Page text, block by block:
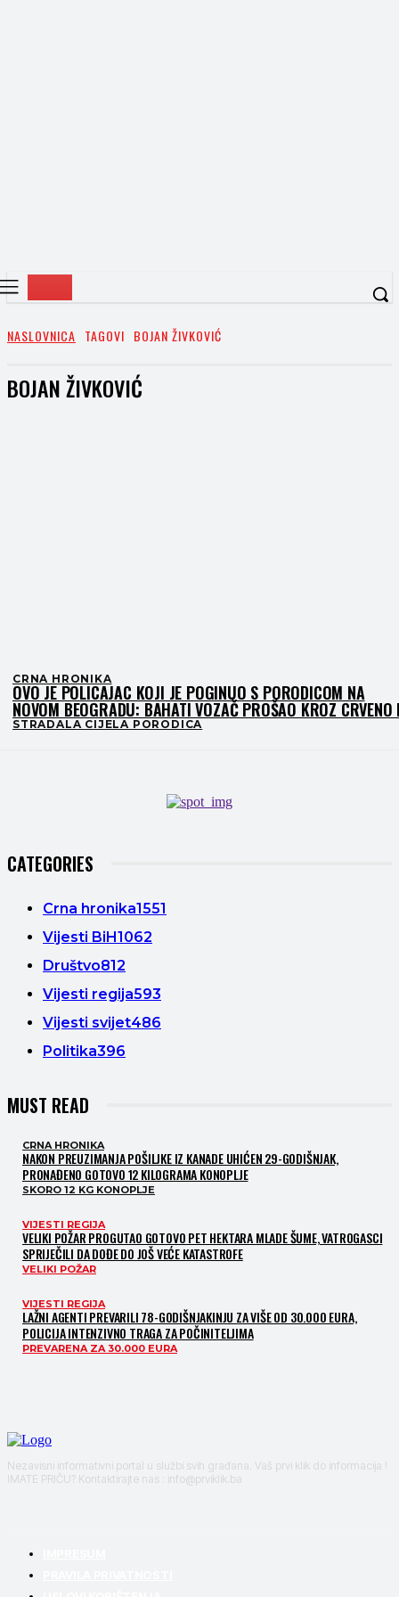
NASLOVNICA TAGOVI BOJAN ŽIVKOVIĆ
BOJAN ŽIVKOVIĆ
CRNA HRONIKA
OVO JE POLICAJAC KOJI JE POGINUO S PORODICOM NA
NOVOM BEOGRADU: BAHATI VOZAČ PROŠAO KROZ CRVENO
UBIO IH NA LICU MJESTA
STRADALA CIJELA PORODICA
CATEGORIES
Crna hronika1551
Vijesti BiH1062
Društvo812
Vijesti regija593
Vijesti svijet486
Politika396
MUST READ
CRNA HRONIKA
NAKON PREUZIMANJA POŠILJKE IZ KANADE UHIĆEN 29-GODIŠNJAK,
PRONAĐENO GOTOVO 12 KILOGRAMA KONOPLJE
SKORO 12 KG KONOPLJE
VIJESTI REGIJA
VELIKI POŽAR PROGUTAO GOTOVO PET HEKTARA MLADE ŠUME, VATROGASCI
SPRIJEČILI DA DOĐE DO JOŠ VEĆE KATASTROFE
VELIKI POŽAR
VIJESTI REGIJA
LAŽNI AGENTI PREVARILI 78-GODIŠNJAKINJU ZA VIŠE OD 30.000 EURA,
POLICIJA INTENZIVNO TRAGA ZA POČINITELJIMA
PREVARENA ZA 30.000 EURA
Nezavisni informativni portal u službi svih građana. Vaš prvi klik do informacija !
IMATE PRIČU? Kontaktirajte nas : info@prviklik.ba